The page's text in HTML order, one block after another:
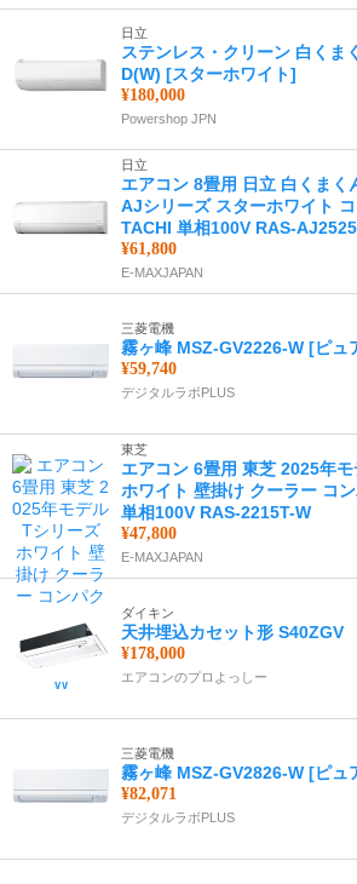
日立
ステンレス・クリーン 白くま
D(W) [スターホワイト]
¥180,000
Powershop JPN
日立
エアコン 8畳用 日立 白くまく
AJシリーズ スターホワイト
TACHI 単相100V RAS-
¥61,800
E-MAXJAPAN
三菱電機
霧ヶ峰 MSZ-GV2226-W [ピュ
¥59,740
デジタルラボPLUS
東芝
エアコン 6畳用 東芝 2025年
ホワイト 壁掛け クーラー コ
単相100V RAS-2215T-W
¥47,800
E-MAXJAPAN
ダイキン
天井埋込カセット形 S40ZGV
¥178,000
エアコンのプロよっしー
三菱電機
霧ヶ峰 MSZ-GV2826-W [ピュ
¥82,071
デジタルラボPLUS